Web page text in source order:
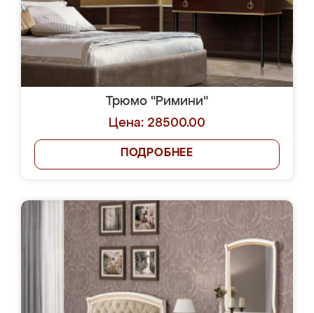
Трюмо "Римини"
Цена: 28500.00
ПОДРОБНЕЕ